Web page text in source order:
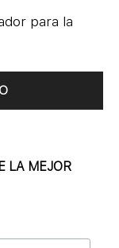
para la
LA MEJOR